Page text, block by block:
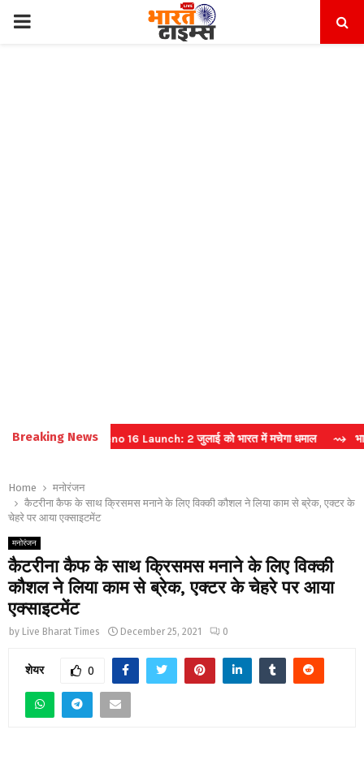
PRIMARY
Breaking News
⇝ Oppo Reno 16 Launch: 2 जुलाई को भारत में मचेगा धमाल ⇝ भारतीय
Home
मनोरंजन
कैटरीना कैफ के साथ क्रिसमस मनाने के लिए विक्की कौशल ने लिया काम से ब्रेक, एक्टर के
चेहरे पर आया एक्साइटमेंट
मनोरंजन
कैटरीना कैफ के साथ क्रिसमस मनाने के लिए विक्की
कौशल ने लिया काम से ब्रेक, एक्टर के चेहरे पर आया
एक्साइटमेंट
by Live Bharat Times December 25, 2021 0
शेयर 0